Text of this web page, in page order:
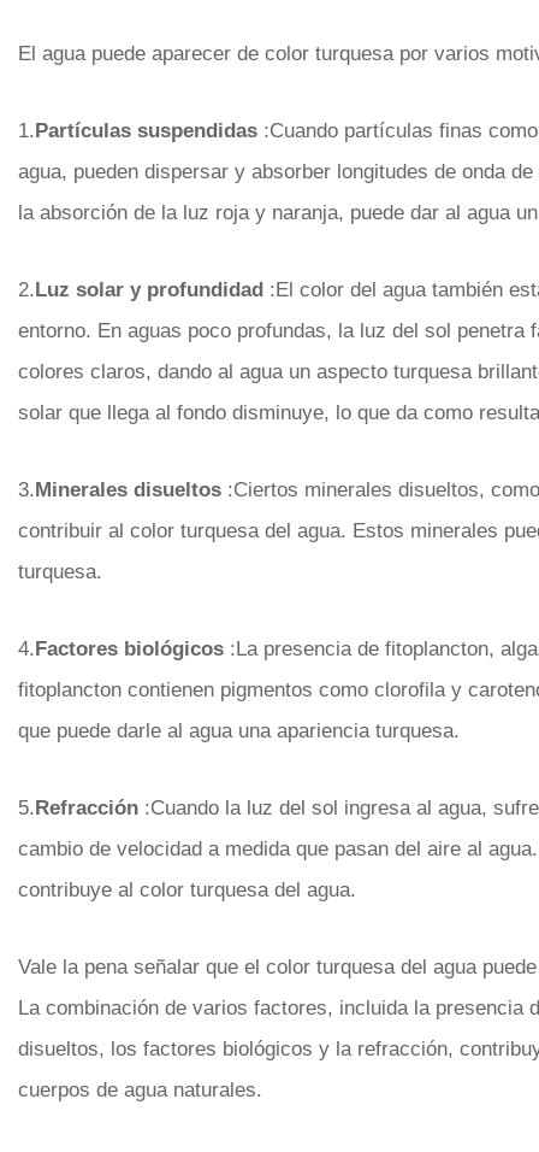
El agua puede aparecer de color turquesa por varios
1.Partículas suspendidas :Cuando partículas finas
agua, pueden dispersar y absorber longitudes de onda
la absorción de la luz roja y naranja, puede dar al agua
2.Luz solar y profundidad :El color del agua también
entorno. En aguas poco profundas, la luz del sol
colores claros, dando al agua un aspecto turquesa
solar que llega al fondo disminuye, lo que da como
3.Minerales disueltos :Ciertos minerales disueltos,
contribuir al color turquesa del agua. Estos minerales
turquesa.
4.Factores biológicos :La presencia de fitoplancton,
fitoplancton contienen pigmentos como clorofila y
que puede darle al agua una apariencia turquesa.
5.Refracción :Cuando la luz del sol ingresa al agua,
cambio de velocidad a medida que pasan del aire al
contribuye al color turquesa del agua.
Vale la pena señalar que el color turquesa del agua
La combinación de varios factores, incluida la
disueltos, los factores biológicos y la refracción,
cuerpos de agua naturales.